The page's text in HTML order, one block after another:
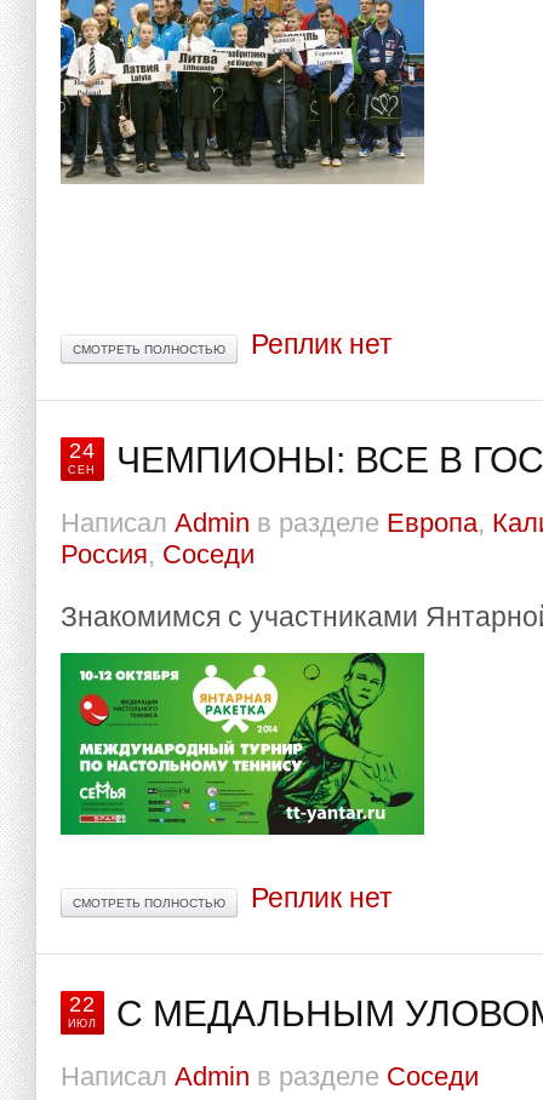
СМОТРЕТЬ ПОЛНОСТЬЮ Реплик нет
24
СЕН ЧЕМПИОНЫ: ВСЕ В
Написал Admin в разделе Европа,
Россия, Соседи
Знакомимся с участниками
СМОТРЕТЬ ПОЛНОСТЬЮ Реплик нет
22
ИЮЛ С МЕДАЛЬНЫМ
Написал Admin в разделе Соседи